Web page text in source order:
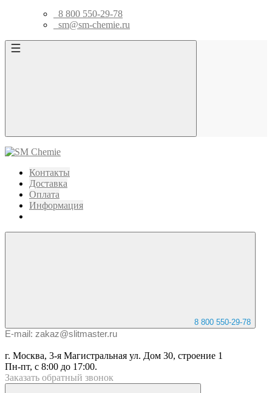
8 800 550-29-78
sm@sm-chemie.ru
Контакты
Доставка
Оплата
Информация
8 800 550-29-78
E-mail: zakaz@slitmaster.ru
г. Москва, 3-я Магистральная ул. Дом 30, строение 1
Пн-пт, с 8:00 до 17:00.
Заказать обратный звонок